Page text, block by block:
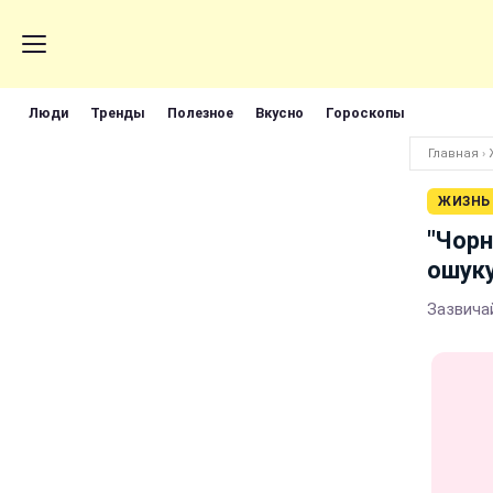
Люди Тренды Полезное Вкусно Гороскопы
Главная ›
ЖИЗНЬ